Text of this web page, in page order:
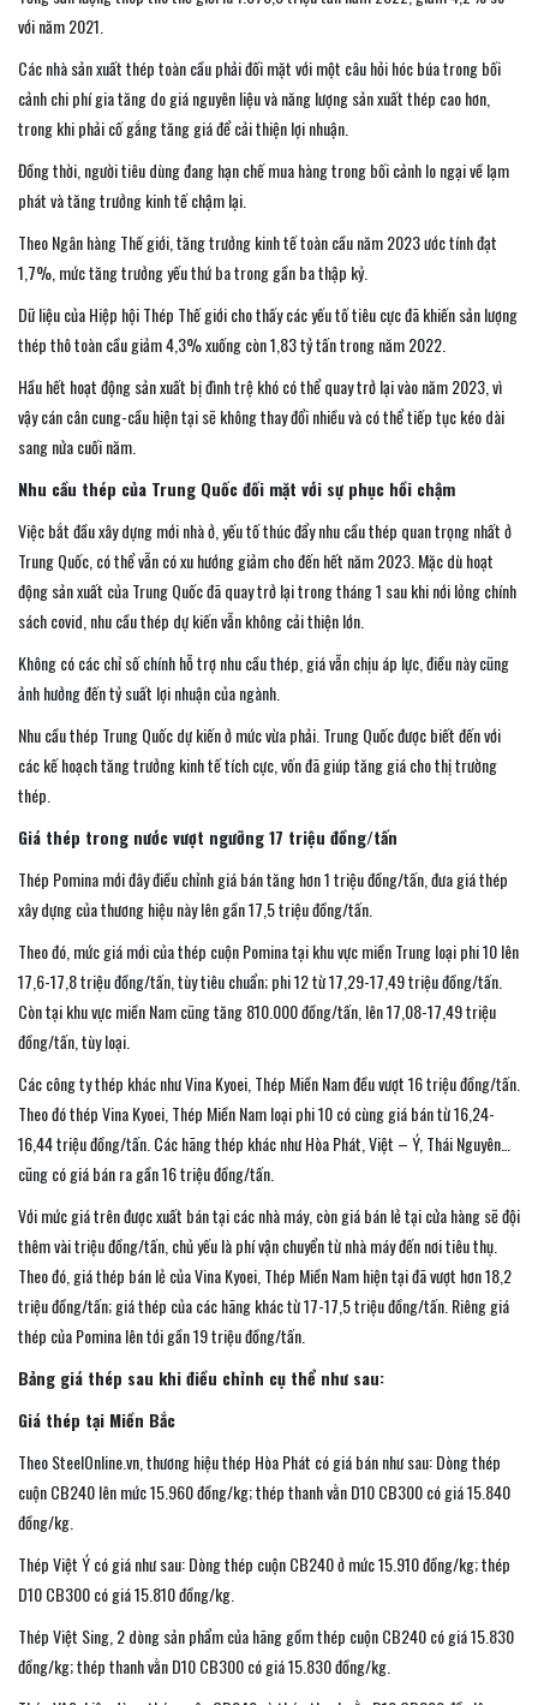
với năm 2021.
Các nhà sản xuất thép toàn cầu phải đối mặt với một câu hỏi hóc búa trong bối
cảnh chi phí gia tăng do giá nguyên liệu và năng lượng sản xuất thép cao hơn,
trong khi phải cố gắng tăng giá để cải thiện lợi nhuận.
Đồng thời, người tiêu dùng đang hạn chế mua hàng trong bối cảnh lo ngại về lạm
phát và tăng trưởng kinh tế chậm lại.
Theo Ngân hàng Thế giới, tăng trưởng kinh tế toàn cầu năm 2023 ước tính đạt
1,7%, mức tăng trưởng yếu thứ ba trong gần ba thập kỷ.
Dữ liệu của Hiệp hội Thép Thế giới cho thấy các yếu tố tiêu cực đã khiến sản lượng
thép thô toàn cầu giảm 4,3% xuống còn 1,83 tỷ tấn trong năm 2022.
Hầu hết hoạt động sản xuất bị đình trệ khó có thể quay trở lại vào năm 2023, vì
vậy cán cân cung-cầu hiện tại sẽ không thay đổi nhiều và có thể tiếp tục kéo dài
sang nửa cuối năm.
Nhu cầu thép của Trung Quốc đối mặt với sự phục hồi chậm
Việc bắt đầu xây dựng mới nhà ở, yếu tố thúc đẩy nhu cầu thép quan trọng nhất ở
Trung Quốc, có thể vẫn có xu hướng giảm cho đến hết năm 2023. Mặc dù hoạt
động sản xuất của Trung Quốc đã quay trở lại trong tháng 1 sau khi nới lỏng chính
sách covid, nhu cầu thép dự kiến vẫn không cải thiện lớn.
Không có các chỉ số chính hỗ trợ nhu cầu thép, giá vẫn chịu áp lực, điều này cũng
ảnh hưởng đến tỷ suất lợi nhuận của ngành.
Nhu cầu thép Trung Quốc dự kiến ở mức vừa phải. Trung Quốc được biết đến với
các kế hoạch tăng trưởng kinh tế tích cực, vốn đã giúp tăng giá cho thị trường
thép.
Giá thép trong nước vượt ngưỡng 17 triệu đồng/tấn
Thép Pomina mới đây điều chỉnh giá bán tăng hơn 1 triệu đồng/tấn, đưa giá thép
xây dựng của thương hiệu này lên gần 17,5 triệu đồng/tấn.
Theo đó, mức giá mới của thép cuộn Pomina tại khu vực miền Trung loại phi 10 lên
17,6-17,8 triệu đồng/tấn, tùy tiêu chuẩn; phi 12 từ 17,29-17,49 triệu đồng/tấn.
Còn tại khu vực miền Nam cũng tăng 810.000 đồng/tấn, lên 17,08-17,49 triệu
đồng/tấn, tùy loại.
Các công ty thép khác như Vina Kyoei, Thép Miền Nam đều vượt 16 triệu đồng/tấn.
Theo đó thép Vina Kyoei, Thép Miền Nam loại phi 10 có cùng giá bán từ 16,24-
16,44 triệu đồng/tấn. Các hãng thép khác như Hòa Phát, Việt – Ý, Thái Nguyên…
cũng có giá bán ra gần 16 triệu đồng/tấn.
Với mức giá trên được xuất bán tại các nhà máy, còn giá bán lẻ tại cửa hàng sẽ đội
thêm vài triệu đồng/tấn, chủ yếu là phí vận chuyển từ nhà máy đến nơi tiêu thụ.
Theo đó, giá thép bán lẻ của Vina Kyoei, Thép Miền Nam hiện tại đã vượt hơn 18,2
triệu đồng/tấn; giá thép của các hãng khác từ 17-17,5 triệu đồng/tấn. Riêng giá
thép của Pomina lên tới gần 19 triệu đồng/tấn.
Bảng giá thép sau khi điều chỉnh cụ thể như sau:
Giá thép tại Miền Bắc
Theo SteelOnline.vn, thương hiệu thép Hòa Phát có giá bán như sau: Dòng thép
cuộn CB240 lên mức 15.960 đồng/kg; thép thanh vằn D10 CB300 có giá 15.840
đồng/kg.
Thép Việt Ý có giá như sau: Dòng thép cuộn CB240 ở mức 15.910 đồng/kg; thép
D10 CB300 có giá 15.810 đồng/kg.
Thép Việt Sing, 2 dòng sản phẩm của hãng gồm thép cuộn CB240 có giá 15.830
đồng/kg; thép thanh vằn D10 CB300 có giá 15.830 đồng/kg.